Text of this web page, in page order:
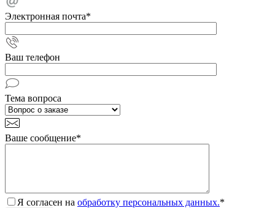
Электронная почта*
Ваш телефон
Тема вопроса
Ваше сообщение*
Я согласен на обработку персональных данных.*